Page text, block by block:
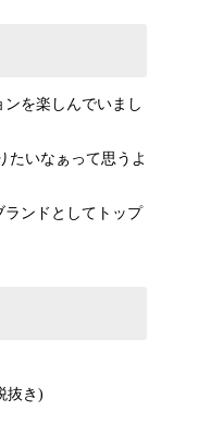
を楽しんでいまし
たいなぁって思うよ
ンドとしてトップ
抜き)